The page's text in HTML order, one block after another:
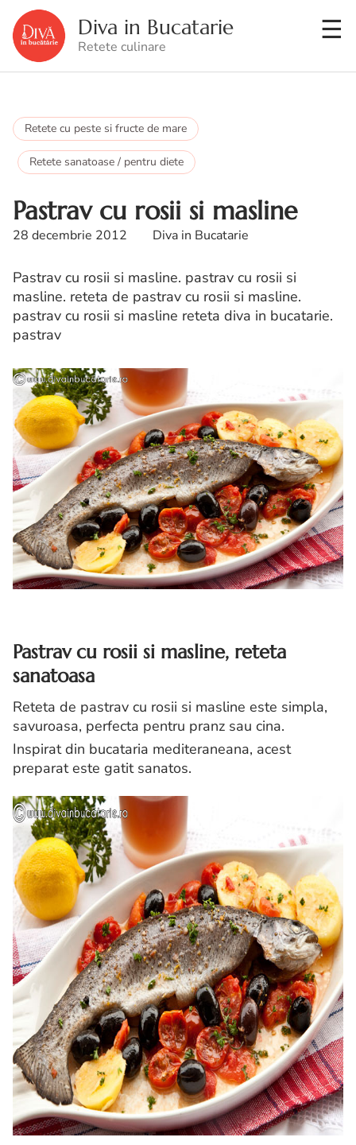
Diva in Bucatarie
Retete culinare
Retete cu peste si fructe de mare
Retete sanatoase / pentru diete
Pastrav cu rosii si masline
28 decembrie 2012 Diva in Bucatarie
Pastrav cu rosii si masline. pastrav cu rosii si
masline. reteta de pastrav cu rosii si masline.
pastrav cu rosii si masline reteta diva in bucatarie.
pastrav
Pastrav cu rosii si masline, reteta
sanatoasa
Reteta de pastrav cu rosii si masline este simpla,
savuroasa, perfecta pentru pranz sau cina.
Inspirat din bucataria mediteraneana, acest
preparat este gatit sanatos.